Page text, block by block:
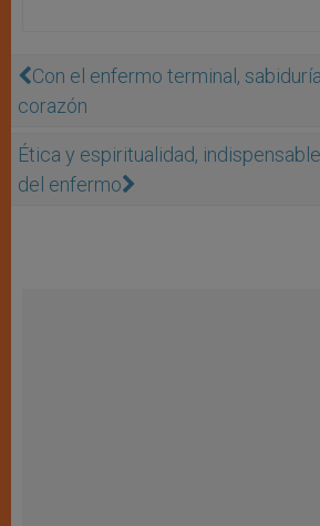
Con el enfermo terminal,
corazón
Ética y espiritualidad,
del enfermo